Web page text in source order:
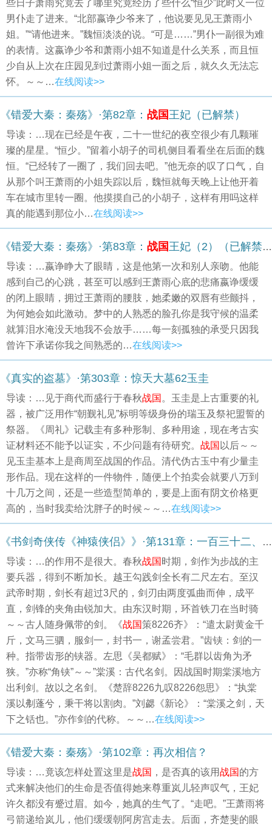
些日子萧雨究竟去了哪里究竟经历了些什么“恒少”此时又一位
男仆走了进来。“北部嬴诤少爷来了，他说要见见王萧雨小
姐。”“请他进来。”魏恒淡淡的说。“可是……”男仆一副很为难
的表情。这嬴诤少爷和萧雨小姐不知道是什么关系，而且恒
少自从上次在庄园见到过萧雨小姐一面之后，就久久无法忘
怀。～～…在线阅读>>
《错爱大秦：秦殇》·第82章： 战国王妃（已解禁）
导读：…现在已经是午夜，二十一世纪的夜空很少有几颗璀
璨的星星。“恒少。”留着小胡子的司机侧目看看坐在后面的魏
恒。“已经转了一圈了，我们回去吧。”他无奈的叹了口气，自
从那个叫王萧雨的小姐失踪以后，魏恒就每天晚上让他开着
车在城市里转一圈。他摸摸自己的小胡子，这样有用吗这样
真的能遇到那位小…在线阅读>>
《错爱大秦：秦殇》·第83章： 战国王妃（2）（已解禁）
导读：…嬴诤睁大了眼睛，这是他第一次和别人亲吻。他能
感到自己的心跳，甚至可以感到王萧雨心底的悲痛嬴诤缓缓
的闭上眼睛，拥过王萧雨的腰肢，她柔嫩的双唇有些颤抖，
为何她会如此激动。梦中的人熟悉的脸孔你是我守候的温柔
就算泪水淹没天地我不会放手……每一刻孤独的承受只因我
曾许下承诺你我之间熟悉的…在线阅读>>
《真实的盗墓》·第303章：惊天大墓62玉圭
导读：…见于商代而盛行于春秋战国 。玉圭是上古重要的礼
器，被广泛用作“朝觐礼见”标明等级身份的瑞玉及祭祀盟誓的
祭器。《周礼》记载圭有多种形制、多种用途，现在考古实
证材料还不能予以证实，不少问题有待研究。 战国 以后～～
见玉圭基本上是商周至战国的作品。清代伪古玉中有少量圭
形作品。现在这样的一件物件，随便上个拍卖会就要八万到
十几万之间，还是一些造型简单的，要是上面有阴文价格更
高的，当时我卖给沈胖子的时候～～…在线阅读>>
《书剑奇侠传《神猿侠侣》》·第131章：一百三十二、大破桃花阵（一）
导读：…的作用不是很大。春秋战国时期，剑作为步战的主
要兵器，得到不断加长。越王勾践剑全长有二尺左右。至汉
武帝时期，剑长有超过3尺的，剑刃由两度弧曲而伸，成平
直，剑锋的夹角由锐加大。由东汉时期，环首铁刀在当时骑
～～古人随身佩带的剑。《战国策8226齐》：“遣太尉黄金千
斤，文马三驷，服剑一，封书一，谢孟尝君。”齿铗：剑的一
种。指带齿形的铗器。左思《吴都赋》：“毛群以齿角为矛
狭。”亦称“角铗”～～”棠溪：古代名剑。因战国时期棠溪地方
出利剑。故以之名剑。《楚辞8226九叹8226怨思》：“执棠
溪以刜蓬兮，秉干将以割肉。”刘勰《新论》：“棠溪之剑，天
下之铦也。”亦作剑的代称。～～…在线阅读>>
《错爱大秦：秦殇》·第102章：再次相信？
导读：…竟该怎样处置这里是战国 ，是否真的该用战国的方
式来解决他们的生命是否值得她来尊重岚儿轻声叹气，王妃
许久都没有蹙过眉。如今，她真的生气了。“走吧。”王萧雨将
弓箭递给岚儿，他们缓缓朝阿房宫走去。后面，齐楚斐的眼